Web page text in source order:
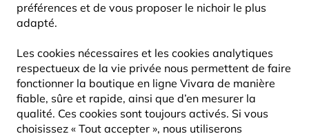
préférences et de vous proposer le nichoir le plus
adapté.
Les cookies nécessaires et les cookies analytiques
respectueux de la vie privée nous permettent de faire
fonctionner la boutique en ligne Vivara de manière
fiable, sûre et rapide, ainsi que d’en mesurer la
qualité. Ces cookies sont toujours activés. Si vous
choisissez « Tout accepter », nous utiliserons
Nichoirs Nichoirs en bois